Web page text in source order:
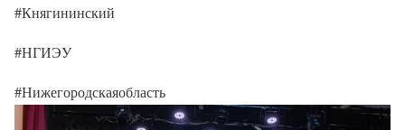
#Княгининский
#НГИЭУ
#Нижегородскаяобласть